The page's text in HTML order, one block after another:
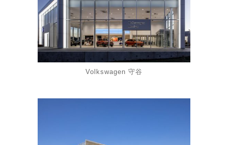
Volkswagen 守谷